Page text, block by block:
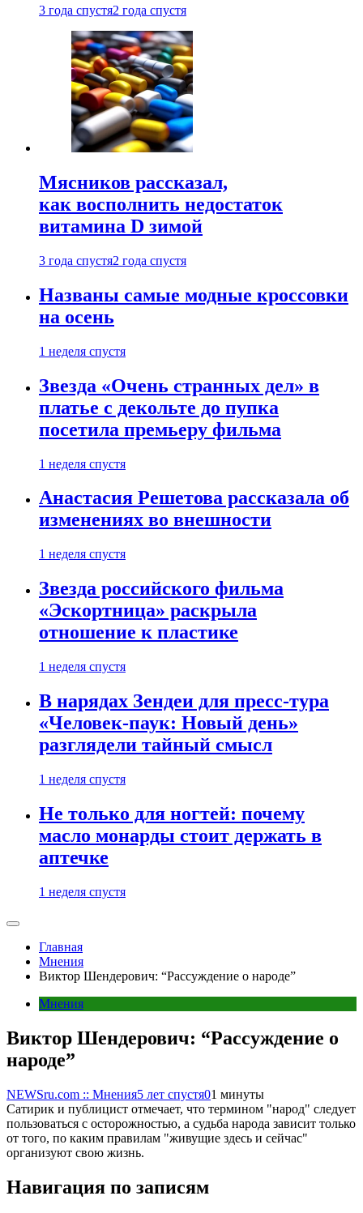
3 года спустя2 года спустя
Мясников рассказал,
как восполнить недостаток
витамина D зимой
3 года спустя2 года спустя
Названы самые модные кроссовки
на осень
1 неделя спустя
Звезда «Очень странных дел» в
платье с декольте до пупка
посетила премьеру фильма
1 неделя спустя
Анастасия Решетова рассказала об
изменениях во внешности
1 неделя спустя
Звезда российского фильма
«Эскортница» раскрыла
отношение к пластике
1 неделя спустя
В нарядах Зендеи для пресс-тура
«Человек-паук: Новый день»
разглядели тайный смысл
1 неделя спустя
Не только для ногтей: почему
масло монарды стоит держать в
аптечке
1 неделя спустя
Главная
Мнения
Виктор Шендерович: “Рассуждение о народе”
Мнения
Виктор Шендерович: “Рассуждение о
народе”
NEWSru.com :: Мнения5 лет спустя01 минуты
Сатирик и публицист отмечает, что термином "народ" следует
пользоваться с осторожностью, а судьба народа зависит только
от того, по каким правилам "живущие здесь и сейчас"
организуют свою жизнь.
Навигация по записям